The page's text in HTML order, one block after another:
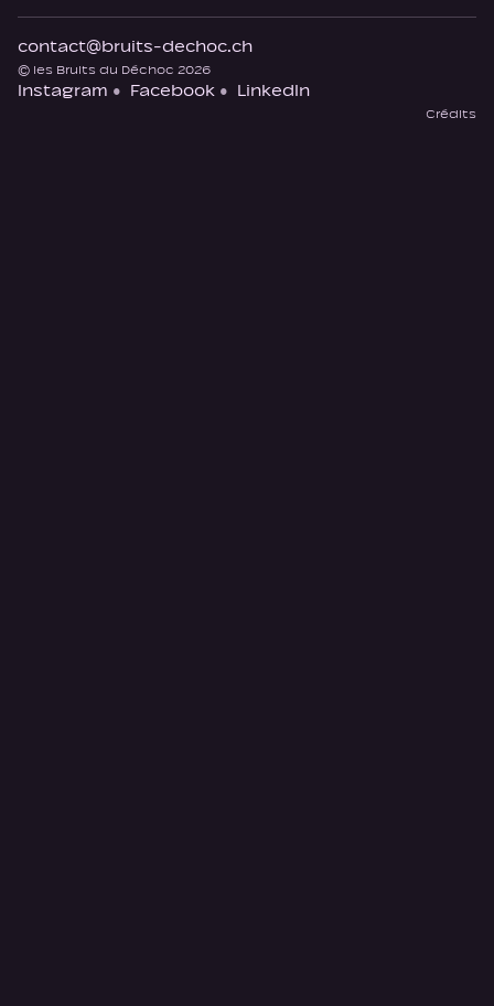
contact@bruits-dechoc.ch
© les Bruits du Déchoc 2026
Instagram Facebook LinkedIn
Crédits